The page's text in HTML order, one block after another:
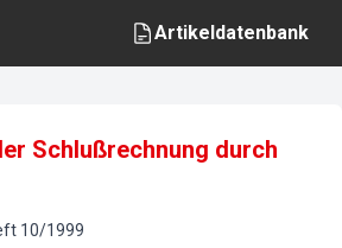
Artikeldatenbank
Schlußrechnung durch
10/1999